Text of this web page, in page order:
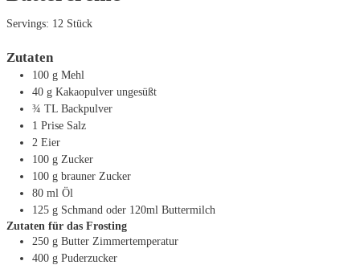
Servings: 12 Stück
Zutaten
100 g Mehl
40 g Kakaopulver ungesüßt
¾ TL Backpulver
1 Prise Salz
2 Eier
100 g Zucker
100 g brauner Zucker
80 ml Öl
125 g Schmand oder 120ml Buttermilch
Zutaten für das Frosting
250 g Butter Zimmertemperatur
400 g Puderzucker